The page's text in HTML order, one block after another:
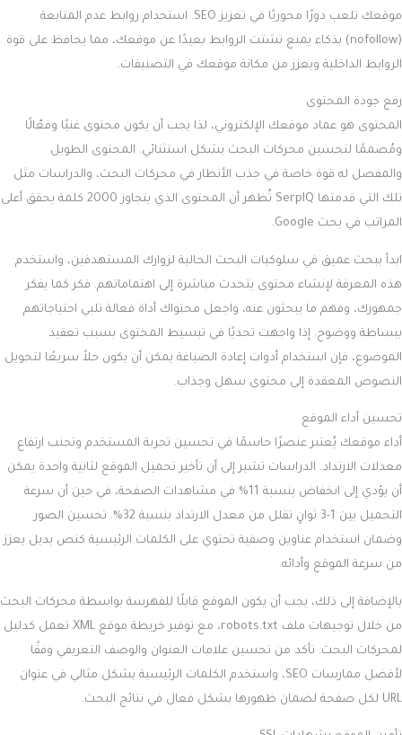
موقعك تلعب دورًا محوريًا في تعزيز SEO. استخدام روابط عدم المتابعة
(nofollow) بذكاء يمنع تشتت الروابط بعيدًا عن موقعك، مما يحافظ على قوة
الروابط الداخلية ويعزز من مكانة موقعك في التصنيفات.
رفع جودة المحتوى
المحتوى هو عماد موقعك الإلكتروني، لذا يجب أن يكون محتوى غنيًا وفعّالًا
ومُصممًا لتحسين محركات البحث بشكل استثنائي. المحتوى الطويل
والمفصل له قوة خاصة في جذب الأنظار في محركات البحث، والدراسات مثل
تلك التي قدمتها SerpIQ تُظهر أن المحتوى الذي يتجاوز 2000 كلمة يحقق أعلى
المراتب في بحث Google.
ابدأ ببحث عميق في سلوكيات البحث الحالية لزوارك المستهدفين، واستخدم
هذه المعرفة لإنشاء محتوى يتحدث مباشرة إلى اهتماماتهم. فكر كما يفكر
جمهورك، وفهم ما يبحثون عنه، واجعل محتواك أداة فعالة تلبي احتياجاتهم
ببساطة ووضوح. إذا واجهت تحديًا في تبسيط المحتوى بسبب تعقيد
الموضوع، فإن استخدام أدوات إعادة الصياغة يمكن أن يكون حلاً سريعًا لتحويل
النصوص المعقدة إلى محتوى سهل وجذاب.
تحسين أداء الموقع
أداء موقعك يُعتبر عنصرًا حاسمًا في تحسين تجربة المستخدم وتجنب ارتفاع
معدلات الارتداد. الدراسات تشير إلى أن تأخير تحميل الموقع لثانية واحدة يمكن
أن يؤدي إلى انخفاض بنسبة 11% في مشاهدات الصفحة، في حين أن سرعة
التحميل بين 1-3 ثوانٍ تقلل من معدل الارتداد بنسبة 32%. تحسين الصور
وضمان استخدام عناوين وصفية تحتوي على الكلمات الرئيسية كنص بديل يعزز
من سرعة الموقع وأدائه.
بالإضافة إلى ذلك، يجب أن يكون الموقع قابلًا للفهرسة بواسطة محركات البحث
من خلال توجيهات ملف robots.txt، مع توفير خريطة موقع XML تعمل كدليل
لمحركات البحث. تأكد من تحسين علامات العنوان والوصف التعريفي وفقًا
لأفضل ممارسات SEO، واستخدم الكلمات الرئيسية بشكل مثالي في عنوان
URL لكل صفحة لضمان ظهورها بشكل فعال في نتائج البحث.